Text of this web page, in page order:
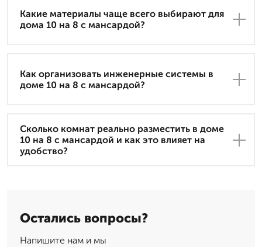
Какие материалы чаще всего выбирают для
дома 10 на 8 с мансардой?
Как организовать инженерные системы в
доме 10 на 8 с мансардой?
Сколько комнат реально разместить в доме
10 на 8 с мансардой и как это влияет на
удобство?
Остались вопросы?
Напишите нам и мы